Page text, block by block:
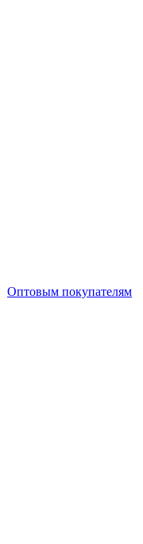
Оптовым покупателям